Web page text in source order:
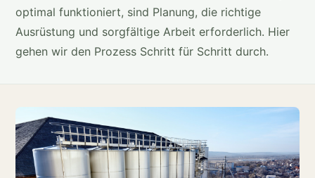
optimal funktioniert, sind Planung, die richtige
Ausrüstung und sorgfältige Arbeit erforderlich. Hier
gehen wir den Prozess Schritt für Schritt durch.